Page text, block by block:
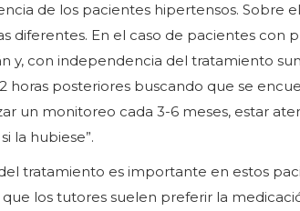
de los pacientes hipertensos. Sobre
diferentes. En el caso de pacientes con
y, con independencia del tratamiento
horas posteriores buscando que se
un monitoreo cada 3-6 meses, estar
la hubiese”.
tratamiento es importante en estos
los tutores suelen preferir la